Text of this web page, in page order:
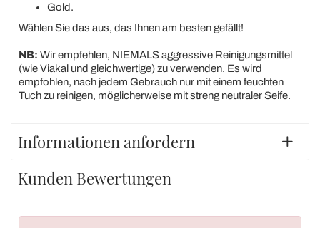
Gold.
Wählen Sie das aus, das Ihnen am besten gefällt!
NB: Wir empfehlen, NIEMALS aggressive Reinigungsmittel
(wie Viakal und gleichwertige) zu verwenden. Es wird
empfohlen, nach jedem Gebrauch nur mit einem feuchten
Tuch zu reinigen, möglicherweise mit streng neutraler Seife.
Informationen anfordern
Kunden Bewertungen